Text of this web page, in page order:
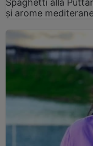
și arome